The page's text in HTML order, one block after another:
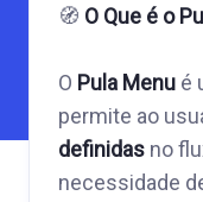
🧭 O Que é o
O Pula Menu é
permite ao
definidas no
necessidade